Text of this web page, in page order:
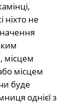
ніхто не
місцем
місцем
буде
однієї з